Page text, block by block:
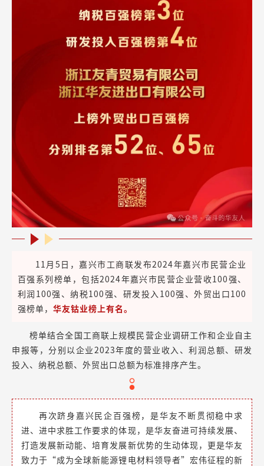
11月5日，嘉兴市工商联发布2024年嘉兴市民营企业
百强系列榜单，包括2024年嘉兴市民营企业营收100强、
利润100强、纳税100强、研发投入100强、外贸出口100
强榜单， 华友钴业榜上有名。
榜单结合全国工商联上规模民营企业调研工作和企业自主
申报等，分别以企业2023年度的营业收入、利润总额、研发
投入、纳税总额、外贸出口总额为标准排序产生。
再次跻身嘉兴民企百强榜，是华友不断贯彻稳中求
进、进中求胜工作要求的体现，是华友奋进可持续发展、
打造发展新动能、培育发展新优势的生动体现，更是华友
致力于“成为全球新能源锂电材料领导者”宏伟征程的新